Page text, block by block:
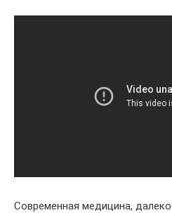
Современная медицина,